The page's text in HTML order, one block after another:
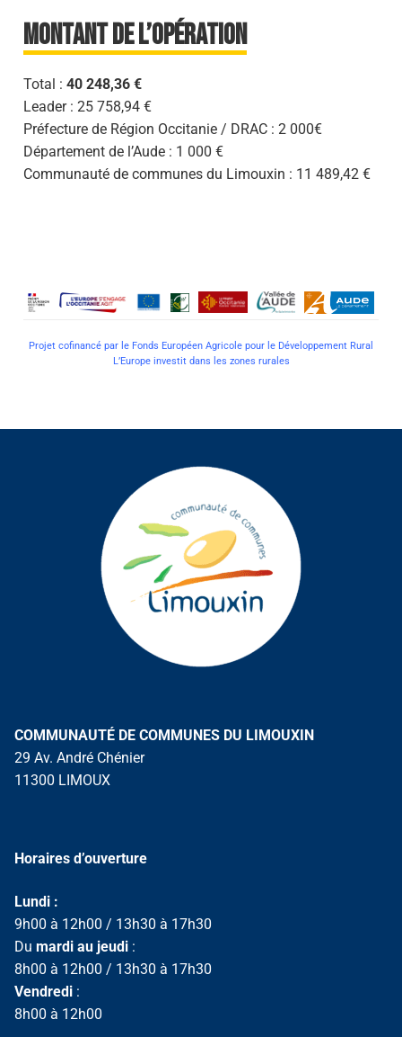
​Montant de l’opération
Total : 40 248,36 €
Leader : 25 758,94 €
Préfecture de Région Occitanie / DRAC : 2 000€
Département de l’Aude : 1 000 €
Communauté de communes du Limouxin : 11 489,42 €
Projet cofinancé par le Fonds Européen Agricole pour le Développement Rural
L’Europe investit dans les zones rurales
COMMUNAUTÉ DE COMMUNES DU LIMOUXIN
29 Av. André Chénier
11300 LIMOUX
Horaires d’ouverture
Lundi :
9h00 à 12h00 / 13h30 à 17h30
Du mardi au jeudi :
8h00 à 12h00 / 13h30 à 17h30
Vendredi :
8h00 à 12h00